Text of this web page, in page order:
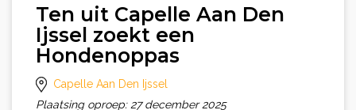
Ten uit Capelle Aan Den
Ijssel zoekt een
Hondenoppas
Capelle Aan Den Ijssel
Plaatsing oproep: 27 december 2025